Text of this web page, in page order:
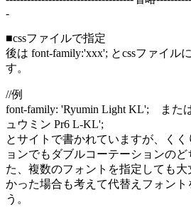
-
■cssファイルで指定
後は font-family:'xxx'; とcssファイル
す。
//例
font-family: 'Ryumin Light KL'; また
ュウミン Pr6 L-KL';
とサイトで書かれていますが、く
ョンでもダブルコーテーションの
た、複数のフォントを指定しても
かった場合も考えて代替えフォント
う。